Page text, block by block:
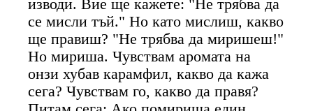
изводи. Вие ще кажете: "Не трябва да
се мисли тъй." Но като мислиш, какво
ще правиш? "Не трябва да миришеш!"
Но мириша. Чувствам аромата на
онзи хубав карамфил, какво да кажа
сега? Чувствам го, какво да правя?